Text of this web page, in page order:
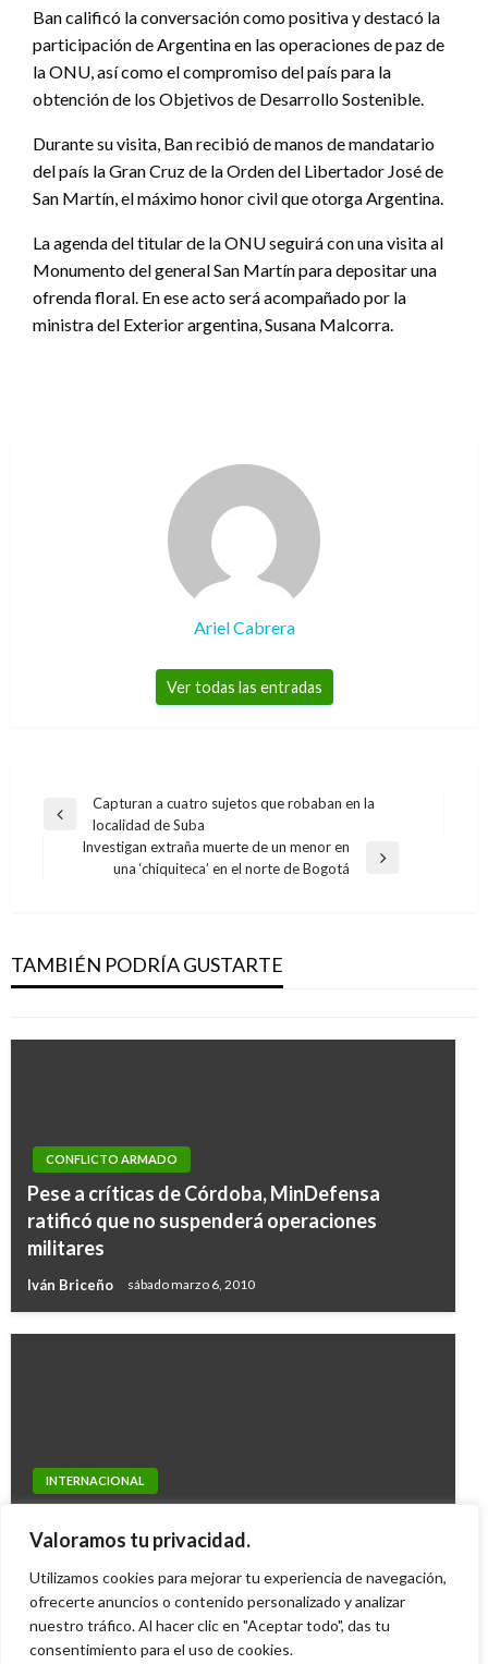
Valoramos tu privacidad.
Utilizamos cookies para mejorar tu experiencia de navegación,
ofrecerte anuncios o contenido personalizado y analizar
nuestro tráfico. Al hacer clic en "Aceptar todo", das tu
consentimiento para el uso de cookies.
Ban calificó la conversación como positiva y destacó la
participación de Argentina en las operaciones de paz de
la ONU, así como el compromiso del país para la
obtención de los Objetivos de Desarrollo Sostenible.
Durante su visita, Ban recibió de manos de mandatario
del país la Gran Cruz de la Orden del Libertador José de
San Martín, el máximo honor civil que otorga Argentina.
La agenda del titular de la ONU seguirá con una visita al
Monumento del general San Martín para depositar una
ofrenda floral. En ese acto será acompañado por la
ministra del Exterior argentina, Susana Malcorra.
Ariel Cabrera
Ver todas las entradas
Navegación
entradas
Entrada
anterior
Capturan a cuatro sujetos que robaban en la
localidad de Suba
Entrada
Investigan extraña muerte de un menor en
una ‘chiquiteca’ en el norte de Bogotá
TAMBIÉN PODRÍA GUSTARTE
emergencia social
Santiago Moreno sábado febrero 20, 2010
CONFLICTO ARMADO
Pese a críticas de Córdoba, MinDefensa
ratificó que no suspenderá operaciones
militares
Iván Briceño sábado marzo 6, 2010
INTERNACIONAL
candidato opositor Henrique Capriles
Ariel Cabrera martes marzo 20, 2012
POLÍTICA
Duque: Ya está superado el debate de los que
Ariel Cabrera viernes noviembre 15, 2019